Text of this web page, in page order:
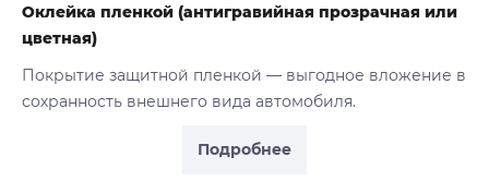
Подробнее
Оклейка пленкой (антигравийная прозрачная или
цветная)
Покрытие защитной пленкой — выгодное вложение в
сохранность внешнего вида автомобиля.